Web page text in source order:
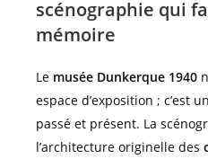
scénographie qui
mémoire
Le musée Dunkerque 1940
espace d’exposition ; c’est
passé et présent. La
l’architecture originelle des